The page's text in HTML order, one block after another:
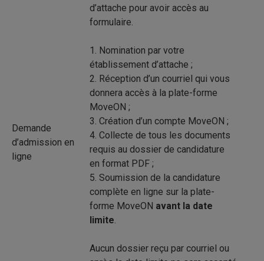
Demande
d’admission en
ligne
d’attache pour avoir accès au
formulaire.
1. Nomination par votre
établissement d’attache ;
2. Réception d’un courriel qui vous
donnera accès à la plate-forme
MoveON ;
3. Création d’un compte MoveON ;
4. Collecte de tous les documents
requis au dossier de candidature
en format PDF ;
5. Soumission de la candidature
complète en ligne sur la plate-
forme MoveON avant la date
limite.
Aucun dossier reçu par courriel ou